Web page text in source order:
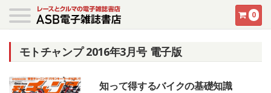
0
モトチャンプ 2016年3月号 電子版
知って得するバイクの基礎知識